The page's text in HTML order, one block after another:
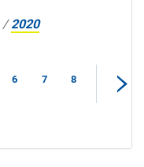
/2020
6 7 8